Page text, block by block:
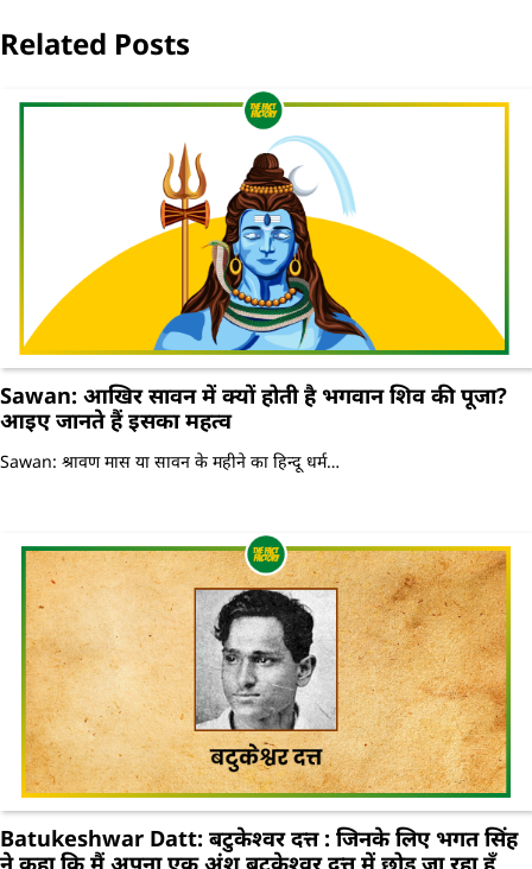
Related Posts
Sawan: आखिर सावन में क्यों होती है भगवान शिव की पूजा?
आइए जानते हैं इसका महत्व
Sawan: श्रावण मास या सावन के महीने का हिन्दू धर्म…
Batukeshwar Datt: बटुकेश्वर दत्त : जिनके लिए भगत सिंह
ने कहा कि मैं अपना एक अंश बटुकेश्वर दत्त में छोड़ जा रहा हूँ